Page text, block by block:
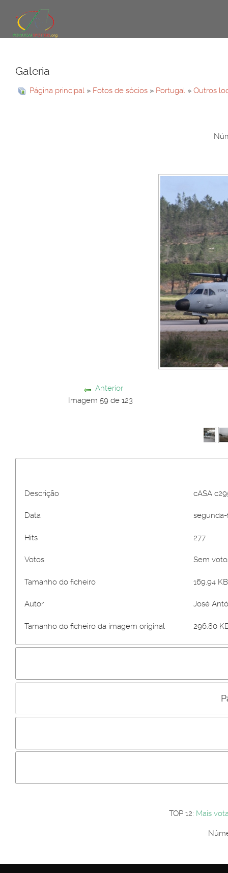
Galeria
Página principal » Fotos de sócios » Portugal » Outros
Anterior
Imagem 59 de 123
Descrição cASA
Data segunda-
Hits 277
Votos Sem
Tamanho do ficheiro 169.94
Autor José
Tamanho do ficheiro da imagem original 296.80
Incluir imagem :
Os
Primeiro autentique-se...
TOP 12: Mais